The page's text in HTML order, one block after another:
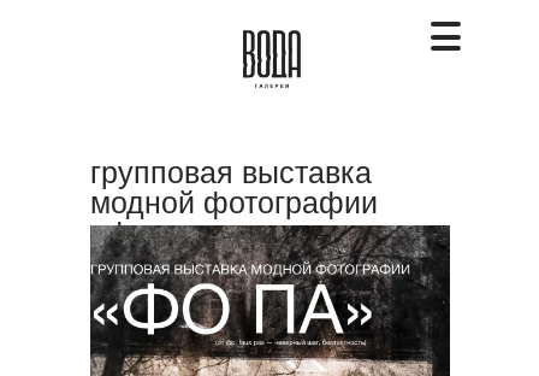
групповая выставка
модной фотографии
«фо па»